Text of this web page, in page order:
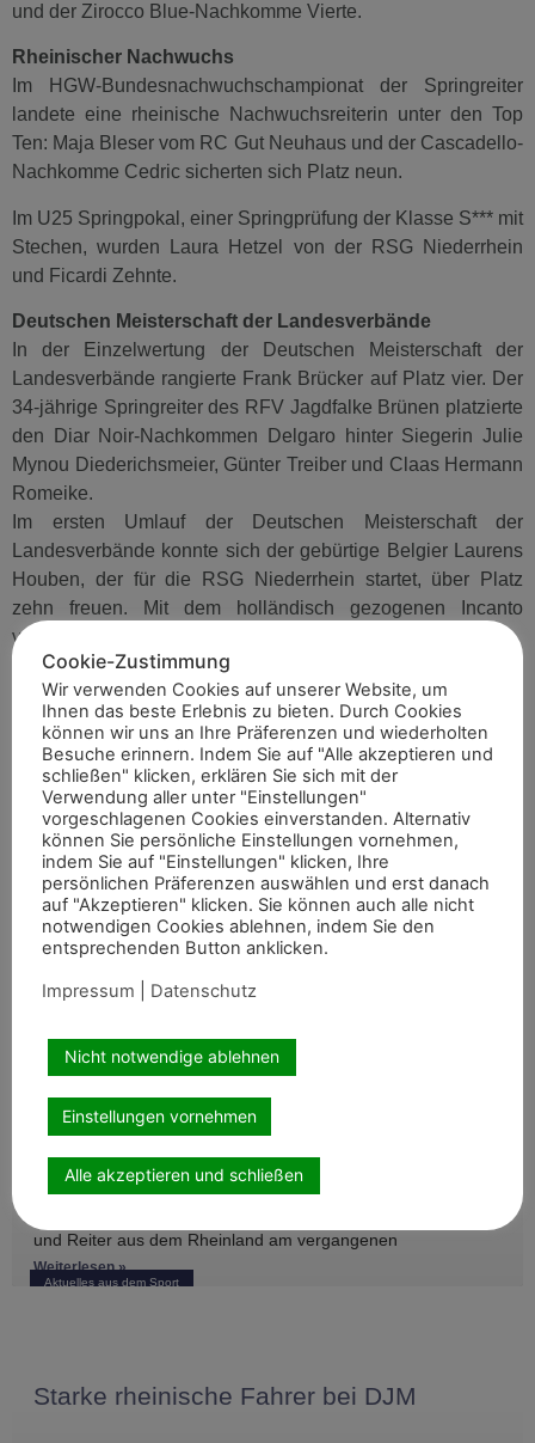
und der Zirocco Blue-Nachkomme Vierte.
Rheinischer Nachwuchs
Im HGW-Bundesnachwuchschampionat der Springreiter
landete eine rheinische Nachwuchsreiterin unter den Top
Ten: Maja Bleser vom RC Gut Neuhaus und der Cascadello-
Nachkomme Cedric sicherten sich Platz neun.
Im U25 Springpokal, einer Springprüfung der Klasse S*** mit
Stechen, wurden Laura Hetzel von der RSG Niederrhein
und Ficardi Zehnte.
Deutschen Meisterschaft der Landesverbände
In der Einzelwertung der Deutschen Meisterschaft der
Landesverbände rangierte Frank Brücker auf Platz vier. Der
34-jährige Springreiter des RFV Jagdfalke Brünen platzierte
den Diar Noir-Nachkommen Delgaro hinter Siegerin Julie
Mynou Diederichsmeier, Günter Treiber und Claas Hermann
Romeike.
Im ersten Umlauf der Deutschen Meisterschaft der
Landesverbände konnte sich der gebürtige Belgier Laurens
Houben, der für die RSG Niederrhein startet, über Platz
zehn freuen. Mit dem holländisch gezogenen Incanto
verzeichnete Houben eine fehlerfreie Runde.
Artikel teilen
Empfohlene Artikel
Aktuelles aus dem Sport
Internationale Top-Platzierungen fürs
Rheinland
und Reiter aus dem Rheinland am vergangenen
Wochenende international erfolgreich unterwegs. Bei
Weiterlesen »
Starke rheinische Fahrer bei DJM
Cookie-Zustimmung
Wir verwenden Cookies auf unserer Website, um
Ihnen das beste Erlebnis zu bieten. Durch Cookies
können wir uns an Ihre Präferenzen und wiederholten
Besuche erinnern. Indem Sie auf "Alle akzeptieren und
schließen" klicken, erklären Sie sich mit der
Verwendung aller unter "Einstellungen"
vorgeschlagenen Cookies einverstanden. Alternativ
können Sie persönliche Einstellungen vornehmen,
indem Sie auf "Einstellungen" klicken, Ihre
persönlichen Präferenzen auswählen und erst danach
auf "Akzeptieren" klicken. Sie können auch alle nicht
notwendigen Cookies ablehnen, indem Sie den
entsprechenden Button anklicken.
Impressum
Datenschutz
Nicht notwendige ablehnen
Einstellungen vornehmen
Alle akzeptieren und schließen